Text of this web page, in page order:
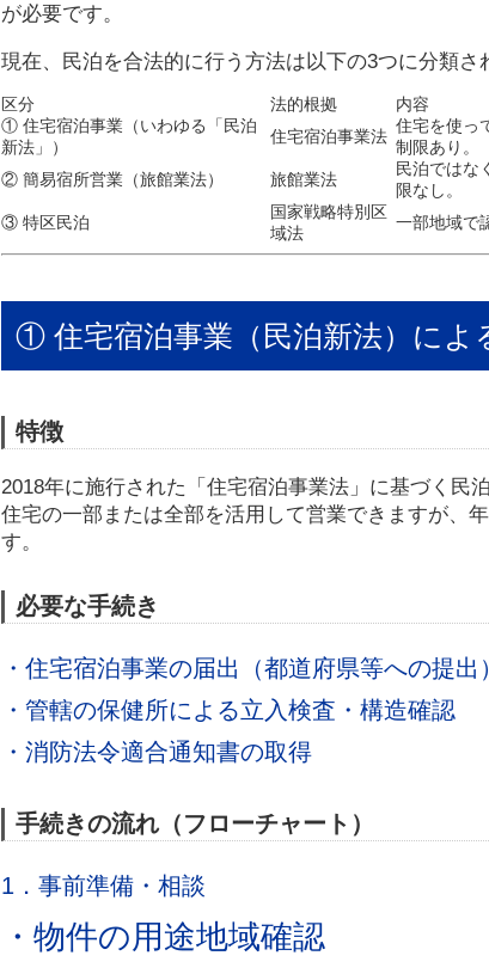
が必要です。
現在、民泊を合法的に行う方法は以下の3つに分類さ
区分 法的根拠
内容
① 住宅宿泊事業（いわゆる「民泊
新法」）
住宅宿泊事業法
住宅を使っ
制限あり。
② 簡易宿所営業（旅館業法）
旅館業法
民泊ではな
限なし。
③ 特区民泊
国家戦略特別区
域法
一部地域で
① 住宅宿泊事業（民泊新法）によ
特徴
2018年に施行された「住宅宿泊事業法」に基づく民泊
住宅の一部または全部を活用して営業できますが、
す。
必要な手続き
・住宅宿泊事業の届出（都道府県等への提出）
・管轄の保健所による立入検査・構造確認
・消防法令適合通知書の取得
手続きの流れ（フローチャート）
1．事前準備・相談
・物件の用途地域確認